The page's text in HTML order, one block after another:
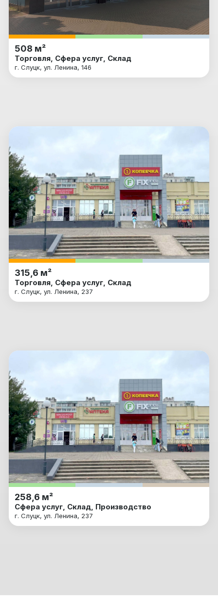
508 м²
Торговля, Сфера услуг, Склад
г. Слуцк, ул. Ленина, 146
315,6 м²
Торговля, Сфера услуг, Склад
г. Слуцк, ул. Ленина, 237
258,6 м²
Сфера услуг, Склад, Производство
г. Слуцк, ул. Ленина, 237